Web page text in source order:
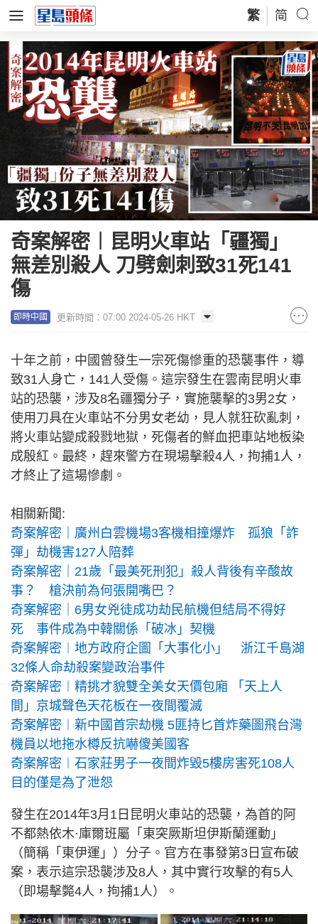
繁 简
奇案解密︱昆明火車站「疆獨」
無差別殺人 刀劈劍刺致31死141
傷
即時中國 更新時間：07:00 2024-05-26 HKT
十年之前，中國曾發生一宗死傷慘重的恐襲事件，導
致31人身亡，141人受傷。這宗發生在雲南昆明火車
站的恐襲，涉及8名疆獨分子，實施襲擊的3男2女，
使用刀具在火車站不分男女老幼，見人就狂砍亂刺，
將火車站變成殺戮地獄，死傷者的鮮血把車站地板染
成殷紅。最終，趕來警方在現場擊殺4人，拘捕1人，
才終止了這場慘劇。
相關新聞:
奇案解密｜廣州白雲機場3客機相撞爆炸 孤狼「詐
彈」劫機害127人陪葬
奇案解密｜21歲「最美死刑犯」殺人背後有辛酸故
事？ 槍決前為何張開嘴巴？
奇案解密｜6男女兇徒成功劫民航機但結局不得好
死 事件成為中韓關係「破冰」契機
奇案解密︱地方政府企圖「大事化小」 浙江千島湖
32條人命劫殺案變政治事件
奇案解密︱精挑才貌雙全美女天價包廂 「天上人
間」京城聲色天花板在一夜間覆滅
奇案解密︱新中國首宗劫機 5匪持匕首炸藥圖飛台灣
機員以地拖水樽反抗嚇傻美國客
奇案解密︱石家莊男子一夜間炸毀5樓房害死108人
目的僅是為了泄怨
發生在2014年3月1日昆明火車站的恐襲，為首的阿
不都熱依木·庫爾班屬「東突厥斯坦伊斯蘭運動」
（簡稱「東伊運」）分子。官方在事發第3日宣布破
案，表示這宗恐襲涉及8人，其中實行攻擊的有5人
（即場擊斃4人，拘捕1人）。